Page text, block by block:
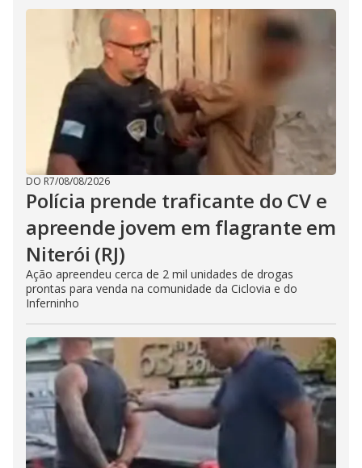
DO R7/08/08/2026
Polícia prende traficante do CV e
apreende jovem em flagrante em
Niterói (RJ)
Ação apreendeu cerca de 2 mil unidades de drogas
prontas para venda na comunidade da Ciclovia e do
Inferninho